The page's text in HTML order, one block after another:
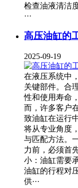
检查油液清洁
···
高压油缸的
2025-09-19
在液压系统中
关键部件。合
性和使用寿命
而，许多客户
致油缸在运行
将从专业角度
与匹配方法。
力前，必须首
小：油缸需要
油缸的行程对
供···